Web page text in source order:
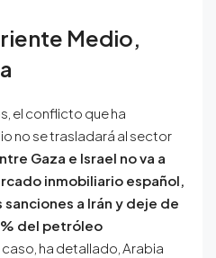
Medio,
el conflicto que ha
no se trasladará al sector
Gaza e Israel no va a
inmobiliario español,
a Irán y deje de
del petróleo
caso, ha detallado, Arabia